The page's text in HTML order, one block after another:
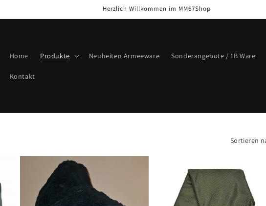
Herzlich Willkommen im MM67Shop
Home Produkte Neuheiten Armeeware Sonderangebote / 1B Ware
Kontakt
Sortieren